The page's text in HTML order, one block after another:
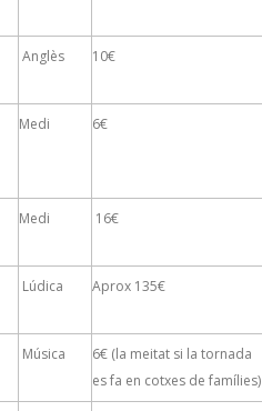
Anglès 10€
Medi 6€
Medi 16€
Lúdica Aprox 135€
Música
6€ (la meitat si la tornada
es fa en cotxes de famílies)